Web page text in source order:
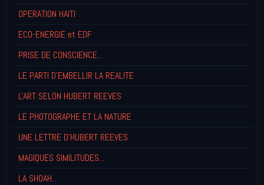
OPERATION HAITI
ECO-ENERGIE et EDF
PRISE DE CONSCIENCE...
LE PARTI D'EMBELLIR LA REALITE
L'ART SELON HUBERT REEVES
LE PHOTOGRAPHE ET LA NATURE
UNE LETTRE D'HUBERT REEVES
MAGIQUES SIMILITUDES...
LA SHOAH...